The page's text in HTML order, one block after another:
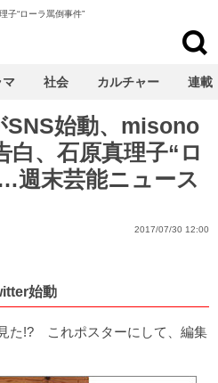
子“ローラ罵倒事件”
SNS始動、misono
、石原真理子“ロ
週末芸能ニュース
2017/07/30 12:00
始動
た!? これポスターにして、編集
マ 社会 カルチャー 連載